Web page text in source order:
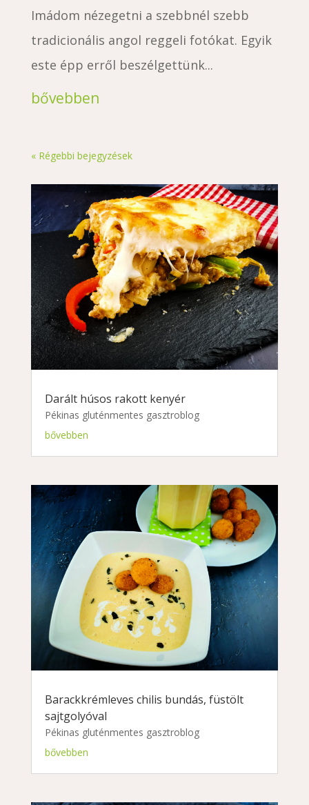
Imádom nézegetni a szebbnél szebb
tradicionális angol reggeli fotókat. Egyik
este épp erről beszélgettünk...
bővebben
« Régebbi bejegyzések
Darált húsos rakott kenyér
Pékinas gluténmentes gasztroblog
bővebben
Barackkrémleves chilis bundás, füstölt
sajtgolyóval
Pékinas gluténmentes gasztroblog
bővebben